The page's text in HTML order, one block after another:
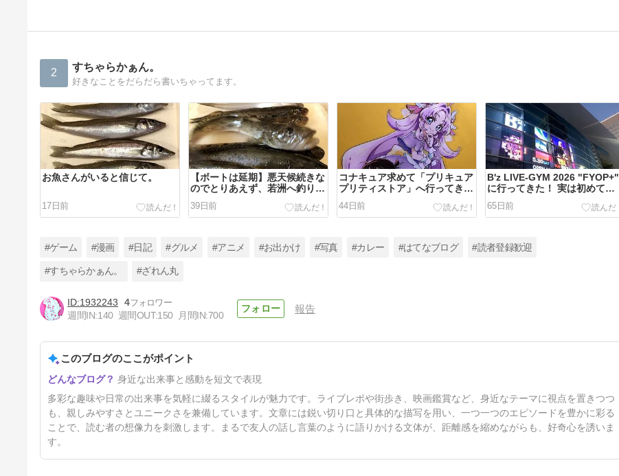
2 すちゃらかぁん。
好きなことをだらだら書いちゃってます。
お魚さんがいると信じて。
17日前
【ボートは延期】悪天候続きな
のでとりあえず、若洲へ釣りに
行こう！
39日前
コナキュア求めて「プリキュア
プリティストア」へ行ってきた
44日前
B'z LIVE-GYM 2026 "FYOP+"
に行ってきた！ 実は初めて横
浜アリーナで、ガチャガチャで
きた！ タンブラー買えなかっ
た！
65日前
ユースティア15周年なJAM
Akihabaraへ行ってきた！
#ゲーム #漫画 #日記 #グルメ #アニメ #お出かけ #写真 #カレー #はてなブログ #読者登録歓迎
#すちゃらかぁん。 #ざれん丸
1932243
4
週間IN:140 週間OUT:150 月間IN:700
報告
このブログのここがポイント
身近な出来事と感動を短文で表現
多彩な趣味や日常の出来事を気軽に綴るスタイルが魅力です。ライブレポや街歩き、映画鑑賞など、身近なテーマに視点を置きつつ
も、親しみやすさとユニークさを兼備しています。文章には鋭い切り口と具体的な描写を用い、一つ一つのエピソードを豊かに彩る
ことで、読む者の想像力を刺激します。まるで友人の話し言葉のように語りかける文体が、距離感を縮めながらも、好奇心を誘いま
す。